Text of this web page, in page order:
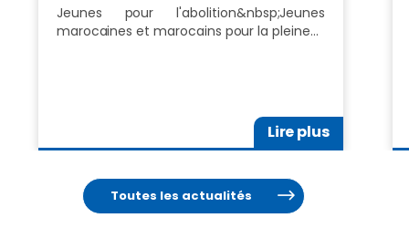
Jeunes pour l'abolition&nbsp;Jeunes
marocaines et marocains pour la pleine…
Lire plus
Toutes les actualités